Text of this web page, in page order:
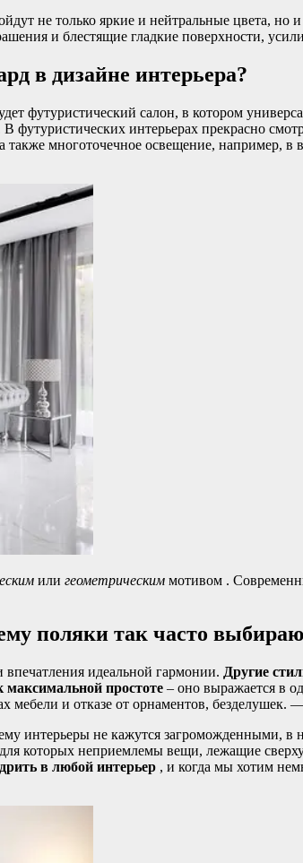
не только яркие и нейтральные цвета,
и блестящие гладкие поверхности,
в дизайне интерьера?
футуристический салон, в котором
интерьерах прекрасно
многоточечное освещение, например, в
или геометрическим мотивом .
поляки так часто
идеальной гармонии. Другие
максимальной простоте – оно выражается в
мебели и отказе от орнаментов,
интерьеры не кажутся загроможденными, в
которых неприемлемы вещи, лежащие
в любой интерьер , и когда мы хотим